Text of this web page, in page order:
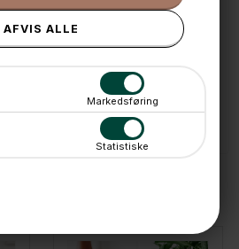
Markedsføring
Statistiske
★★★★★
ellers fra 49,- med GLS
(9-12)
(24/7)
IDÉER